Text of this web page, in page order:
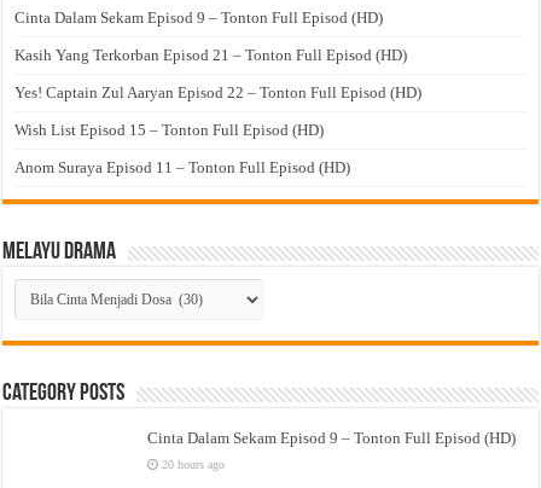
Cinta Dalam Sekam Episod 9 – Tonton Full Episod (HD)
Kasih Yang Terkorban Episod 21 – Tonton Full Episod (HD)
Yes! Captain Zul Aaryan Episod 22 – Tonton Full Episod (HD)
Wish List Episod 15 – Tonton Full Episod (HD)
Anom Suraya Episod 11 – Tonton Full Episod (HD)
Melayu Drama
Melayu
Drama
Category Posts
Cinta Dalam Sekam Episod 9 – Tonton Full Episod (HD)
20 hours ago